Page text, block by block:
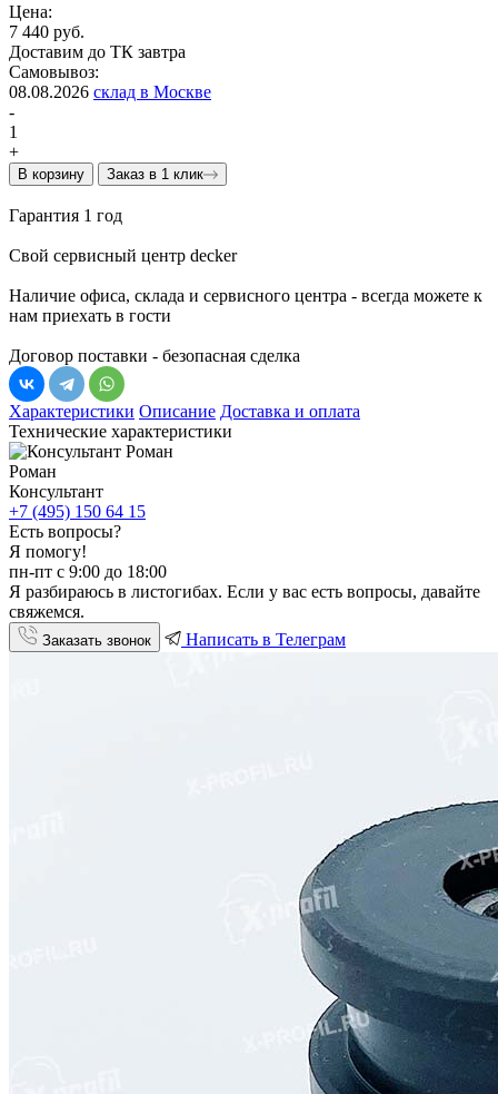
Цена:
7 440 руб.
Доставим до ТК завтра
Самовывоз:
08.08.2026 склад в Москве
-
1
+
В корзину Заказ в 1 клик
Гарантия 1 год
Свой сервисный центр decker
Наличие офиса, склада и сервисного центра - всегда можете к
нам приехать в гости
Договор поставки - безопасная сделка
Характеристики Описание Доставка и оплата
Технические характеристики
Роман
Консультант
+7 (495) 150 64 15
Есть вопросы?
Я помогу!
пн-пт с 9:00 до 18:00
Я разбираюсь в листогибах. Если у вас есть вопросы, давайте
свяжемся.
Заказать звонок Написать в Телеграм